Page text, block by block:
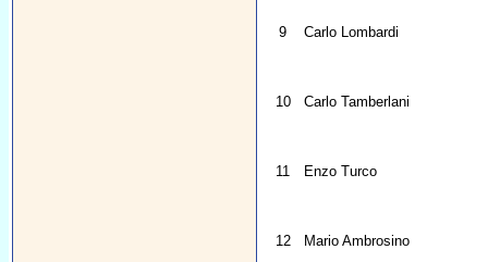
9 Carlo Lombardi
10 Carlo Tamberlani
11 Enzo Turco
12 Mario Ambrosino